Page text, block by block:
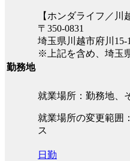
勤務地
【ホンダライフ／川
〒350-0831
埼玉県川越市府川15-
※上記を含め、埼玉
就業場所：勤務地、
就業場所の変更範囲
ス
日勤